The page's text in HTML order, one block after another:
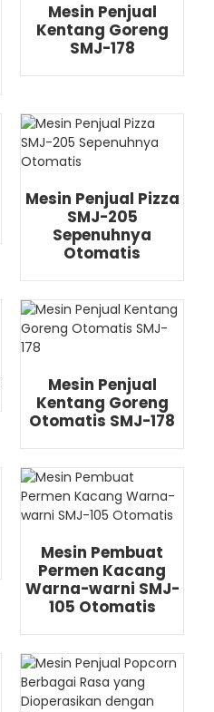
Mesin Penjual
Kentang Goreng
SMJ-178
Mesin Penjual Pizza
SMJ-205
Sepenuhnya
Otomatis
Mesin Penjual
Kentang Goreng
Otomatis SMJ-178
Mesin Pembuat
Permen Kacang
Warna-warni SMJ-
105 Otomatis